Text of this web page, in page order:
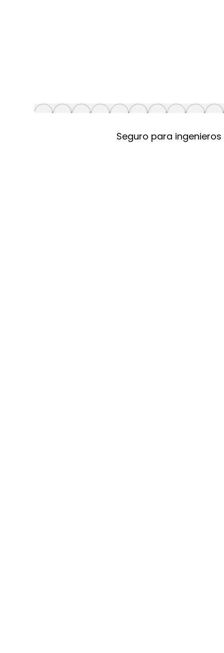
Seguro para